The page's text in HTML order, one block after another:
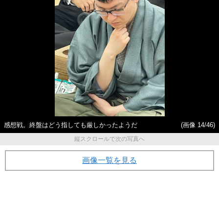
感想戦。終盤はどう指しても厳しかったようだ
(画像 14/46)
縦スクロールで次の写真へ
画像一覧を見る